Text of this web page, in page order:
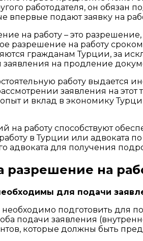
работодателя, он обязан
впервые подают заявку на
на работу – это
разрешение на работу
гражданам Турции, за
на продление
работу выдается
заявления на
и вклад в экономику
на работу способствуют
в Турции или адвоката
адвоката для получения
разрешение на
для подачи
подготовить для
подачи заявления
которые должны быть